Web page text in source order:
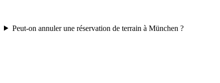
Peut-on annuler une réservation de terrain à München ?